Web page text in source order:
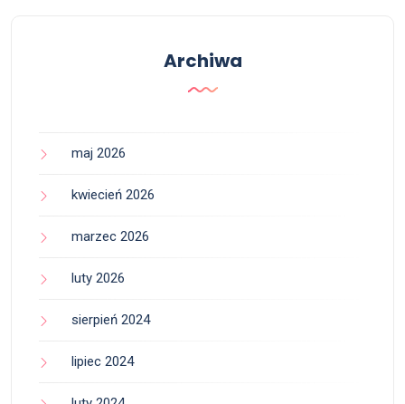
Archiwa
maj 2026
kwiecień 2026
marzec 2026
luty 2026
sierpień 2024
lipiec 2024